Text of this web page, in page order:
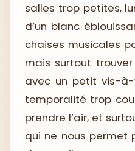
salles trop petites,
d’un blanc
chaises musicales
mais surtout
avec un petit vis-à-
temporalité trop
prendre l’air, et
qui ne nous permet